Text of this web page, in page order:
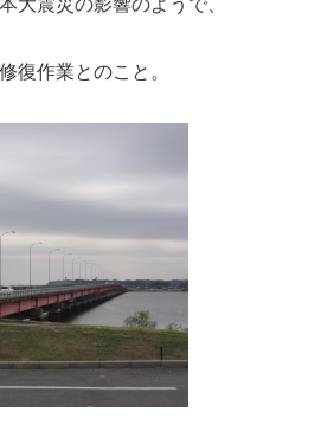
大震災の影響のようで、
復作業とのこと。